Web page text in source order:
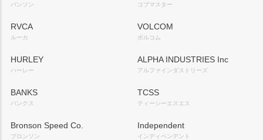
バンソン コブマスター
RVCA
ルーカ
VOLCOM
ボルコム
HURLEY
ハーレー
ALPHA INDUSTRIES Inc
アルファインダストリーズ
BANKS
バンクス
TCSS
ティーシーエスエス
Bronson Speed Co.
ブロンソン
Independent
インディペンデント